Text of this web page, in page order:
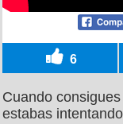
6
Cuando
estabas intentando